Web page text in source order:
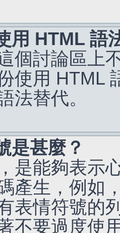
用 HTML 語
個討論區上
使用 HTML
法替代。
是甚麼？
是能夠表示
產生，例如
表情符號的
不要過度使